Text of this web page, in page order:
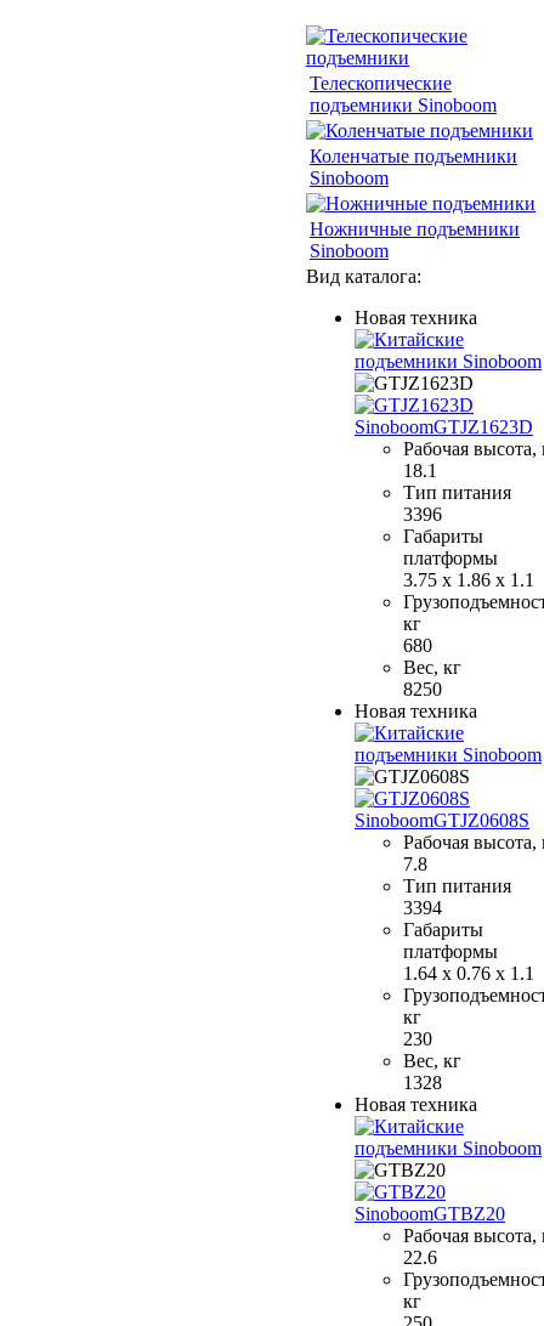
Телескопические
подъемники Sinoboom
Коленчатые подъемники
Sinoboom
Ножничные подъемники
Sinoboom
Вид каталога:
Новая техника
SinoboomGTJZ1623D
Рабочая высота,
18.1
Тип питания
3396
Габариты
платформы
3.75 x 1.86 x 1.1
кг
680
Вес, кг
8250
Новая техника
SinoboomGTJZ0608S
Рабочая высота,
7.8
Тип питания
3394
Габариты
платформы
1.64 x 0.76 x 1.1
кг
230
Вес, кг
1328
Новая техника
SinoboomGTBZ20
Рабочая высота,
22.6
кг